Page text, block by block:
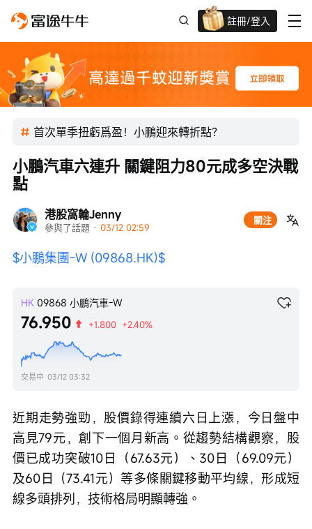
註冊/登入
迎新驚喜賞 股票/BTC等任你揀!
首次單季扭虧爲盈！小鵬迎來轉折點？
港股窩輪Jenny
參與了話題 · 03/12 02:59
關注
小鵬汽車六連升 關鍵阻力80元成多空決戰
點
$小鵬集團-W (09868.HK)$
HK 09868 小鵬汽車-W
76.950 +1.800 +2.40%
交易中 03/12 03:32
近期走勢強勁，股價錄得連續六日上漲，今日盤中
高見79元，創下一個月新高。從趨勢結構觀察，股
價已成功突破10日（67.63元）、30日（69.09元）
及60日（73.41元）等多條關鍵移動平均線，形成短
線多頭排列，技術格局明顯轉強。